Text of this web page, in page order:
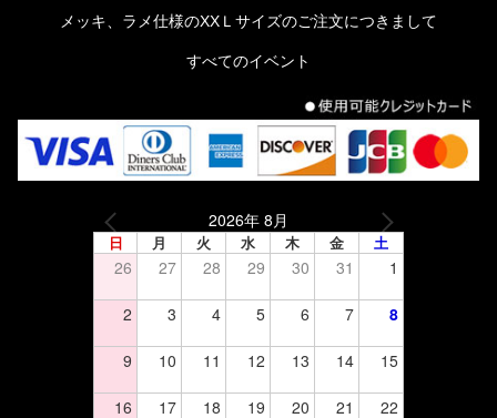
メッキ、ラメ仕様のXXＬサイズのご注文につきまして
すべてのイベント
2026年 8月
日 月 火 水 木 金 土
26 27 28 29 30 31 1
2 3 4 5 6 7 8
9 10 11 12 13 14 15
16 17 18 19 20 21 22